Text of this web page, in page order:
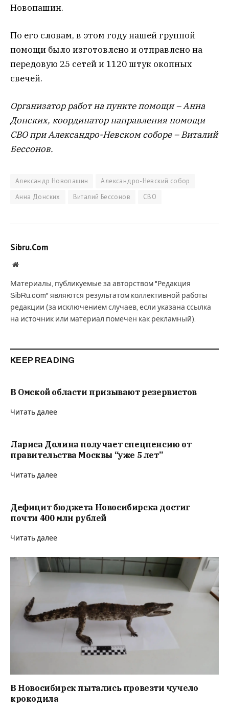
Новопашин.
По его словам, в этом году нашей группой
помощи было изготовлено и отправлено на
передовую 25 сетей и 1120 штук окопных
свечей.
Организатор работ на пункте помощи – Анна
Донских, координатор направления помощи
СВО при Александро-Невском соборе – Виталий
Бессонов.
Александр Новопашин
Александро-Невский собор
Анна Донских
Виталий Бессонов СВО
Sibru.Com
Website
Материалы, публикуемые за авторством "Редакция
SibRu.com" являются результатом коллективной работы
редакции (за исключением случаев, если указана ссылка
на источник или материал помечен как рекламный).
KEEP READING
В Омской области призывают резервистов
Читать далее
Лариса Долина получает спецпенсию от
правительства Москвы “уже 5 лет”
Читать далее
Дефицит бюджета Новосибирска достиг
почти 400 млн рублей
Читать далее
В Новосибирск пытались провезти чучело
крокодила